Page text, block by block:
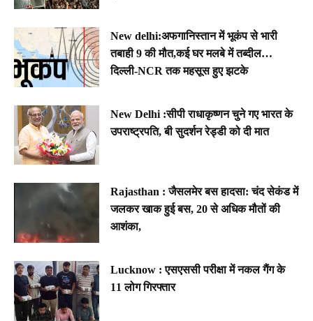
New delhi:अफगानिस्तान में भूकंप से भारी
तबाही 9 की मौत,कई घर मलबे में तब्दील…
दिल्ली-NCR तक महसूस हुए झटके
New Delhi :सीपी राधाकृष्णन चुने गए भारत के
उपराष्ट्रपति, बी सुदर्शन रेड्डी को दी मात
Rajasthan : जैसलमेर बस हादसा: चंद सेकंड में
जलकर खाक हुई बस, 20 से अधिक मौतों की
आशंका,
Lucknow : एसएससी परीक्षा में नकल गैंग के
11 लोग गिरफ्तार